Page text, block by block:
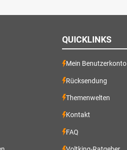
QUICKLINKS
Mein Benutzerkonto
Rücksendung
Themenwelten
Kontakt
FAQ